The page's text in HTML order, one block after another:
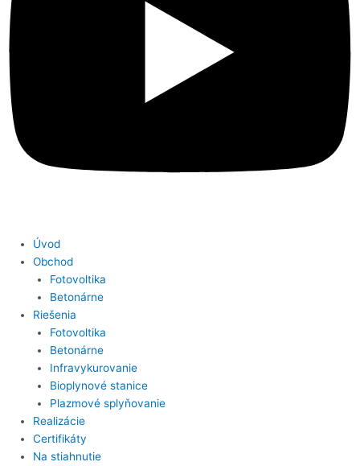
Úvod
Obchod
Fotovoltika
Betonárne
Riešenia
Fotovoltika
Betonárne
Infravykurovanie
Bioplynové stanice
Plazmové splyňovanie
Realizácie
Certifikáty
Na stiahnutie